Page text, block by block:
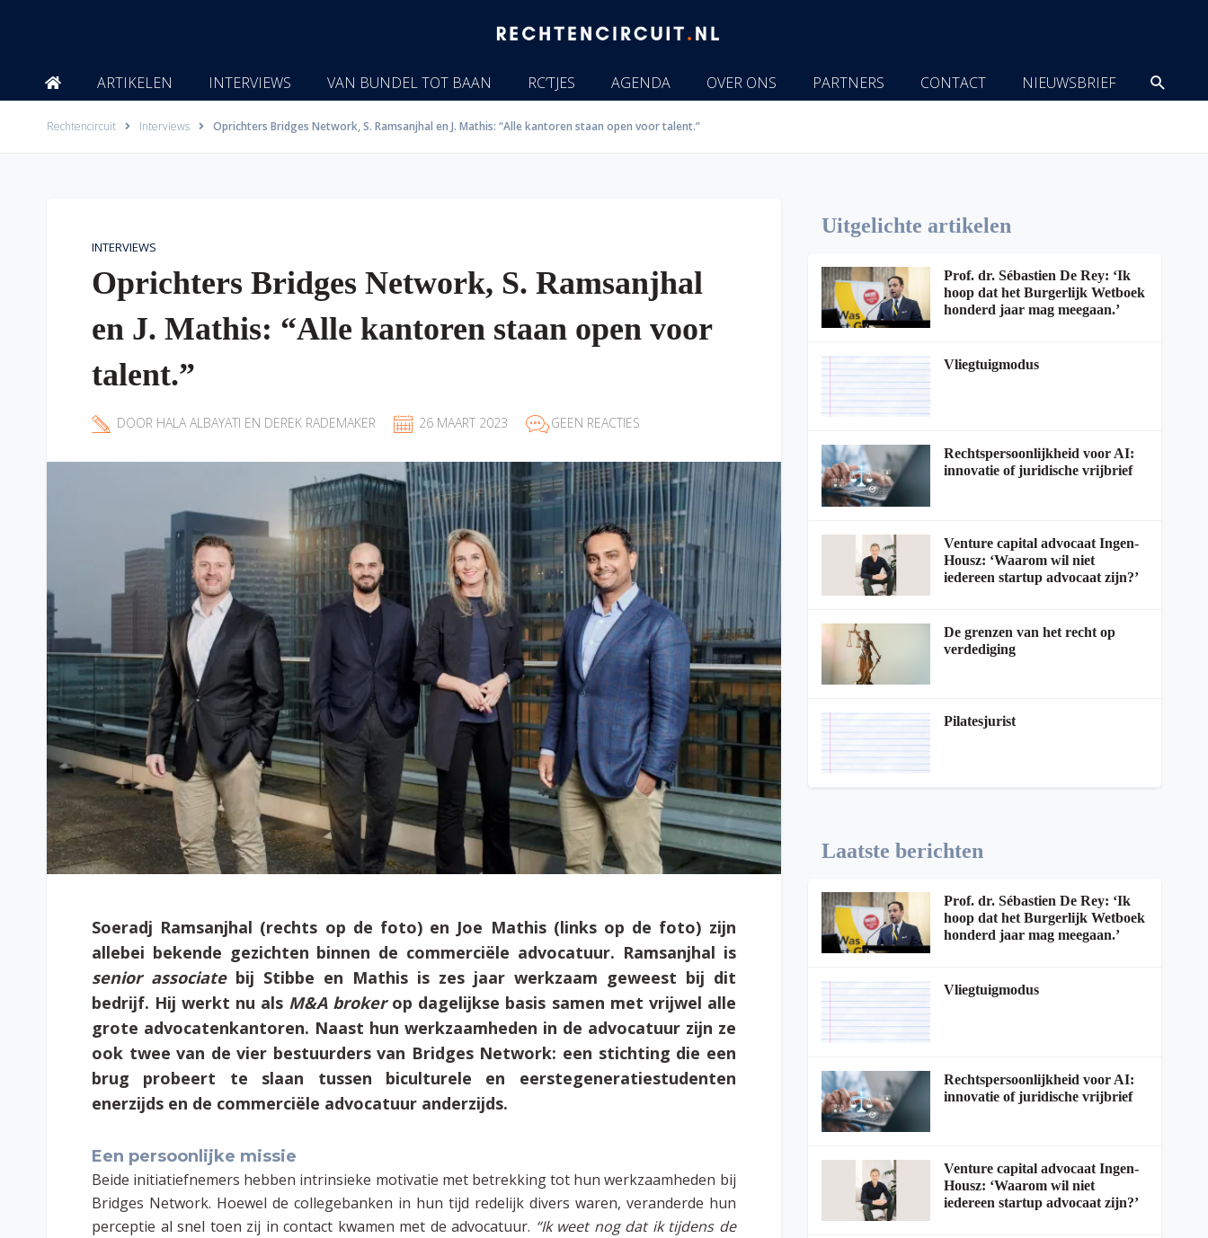
ARTIKELEN INTERVIEWS VAN BUNDEL TOT BAAN RC’TJES AGENDA OVER ONS PARTNERS CONTACT NIEUWSBRIEF
Rechtencircuit Interviews Oprichters Bridges Network, S. Ramsanjhal en J. Mathis: “Alle kantoren staan open voor talent.”
INTERVIEWS
Oprichters Bridges Network, S. Ramsanjhal
en J. Mathis: “Alle kantoren staan open voor
talent.”
DOOR HALA ALBAYATI EN DEREK RADEMAKER 26 MAART 2023 GEEN REACTIES
Soeradj Ramsanjhal (rechts op de foto) en Joe Mathis (links op de foto) zijn
allebei bekende gezichten binnen de commerciële advocatuur. Ramsanjhal is
senior associatebij Stibbe en Mathis is zes jaar werkzaam geweest bij dit
bedrijf. Hij werkt nu als M&A brokerop dagelijkse basis samen met vrijwel alle
grote advocatenkantoren. Naast hun werkzaamheden in de advocatuur zijn ze
ook twee van de vier bestuurders van Bridges Network: een stichting die een
brug probeert te slaan tussen biculturele en eerstegeneratiestudenten
enerzijds en de commerciële advocatuur anderzijds.
Een persoonlijke missie
Beide initiatiefnemers hebben intrinsieke motivatie met betrekking tot hun werkzaamheden bij
Bridges Network. Hoewel de collegebanken in hun tijd redelijk divers waren, veranderde hun
perceptie al snel toen zij in contact kwamen met de advocatuur. “Ik weet nog dat ik tijdens de
Uitgelichte artikelen
Prof. dr. Sébastien De Rey: ‘Ik
hoop dat het Burgerlijk Wetboek
honderd jaar mag meegaan.’
Vliegtuigmodus
Rechtspersoonlijkheid voor AI:
innovatie of juridische vrijbrief
Venture capital advocaat Ingen-
Housz: ‘Waarom wil niet
iedereen startup advocaat zijn?’
De grenzen van het recht op
verdediging
Pilatesjurist
Laatste berichten
Prof. dr. Sébastien De Rey: ‘Ik
hoop dat het Burgerlijk Wetboek
honderd jaar mag meegaan.’
Vliegtuigmodus
Rechtspersoonlijkheid voor AI:
innovatie of juridische vrijbrief
Venture capital advocaat Ingen-
Housz: ‘Waarom wil niet
iedereen startup advocaat zijn?’